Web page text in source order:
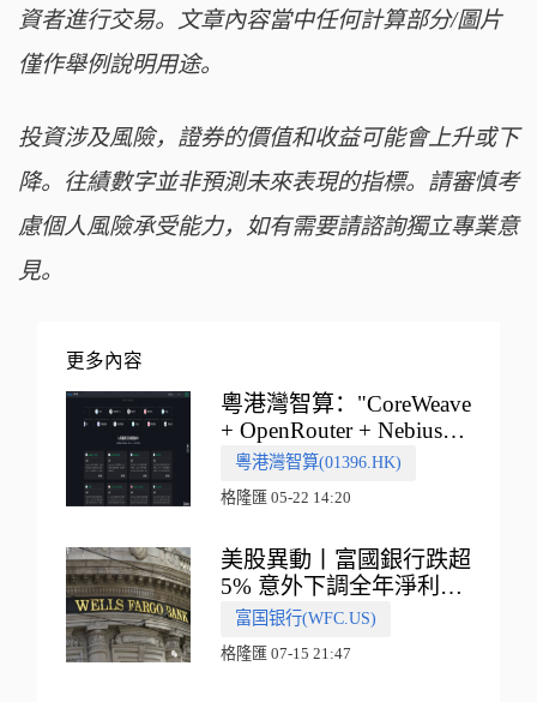
資者進行交易。文章內容當中任何計算部分/圖片
僅作舉例說明用途。
投資涉及風險，證券的價值和收益可能會上升或下
降。往績數字並非預測未來表現的指標。請審慎考
慮個人風險承受能力，如有需要請諮詢獨立專業意
見。
更多內容
粵港灣智算："CoreWeave
+ OpenRouter + Nebius"
多向融合的中國智算新範
式
粵港灣智算(01396.HK)
格隆匯 05-22 14:20
美股異動丨富國銀行跌超
5% 意外下調全年淨利息
收入指引
富国银行(WFC.US)
格隆匯 07-15 21:47